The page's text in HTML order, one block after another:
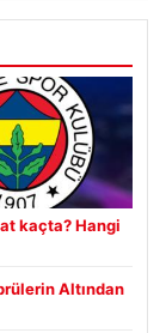
kaçta? Hangi
Altından